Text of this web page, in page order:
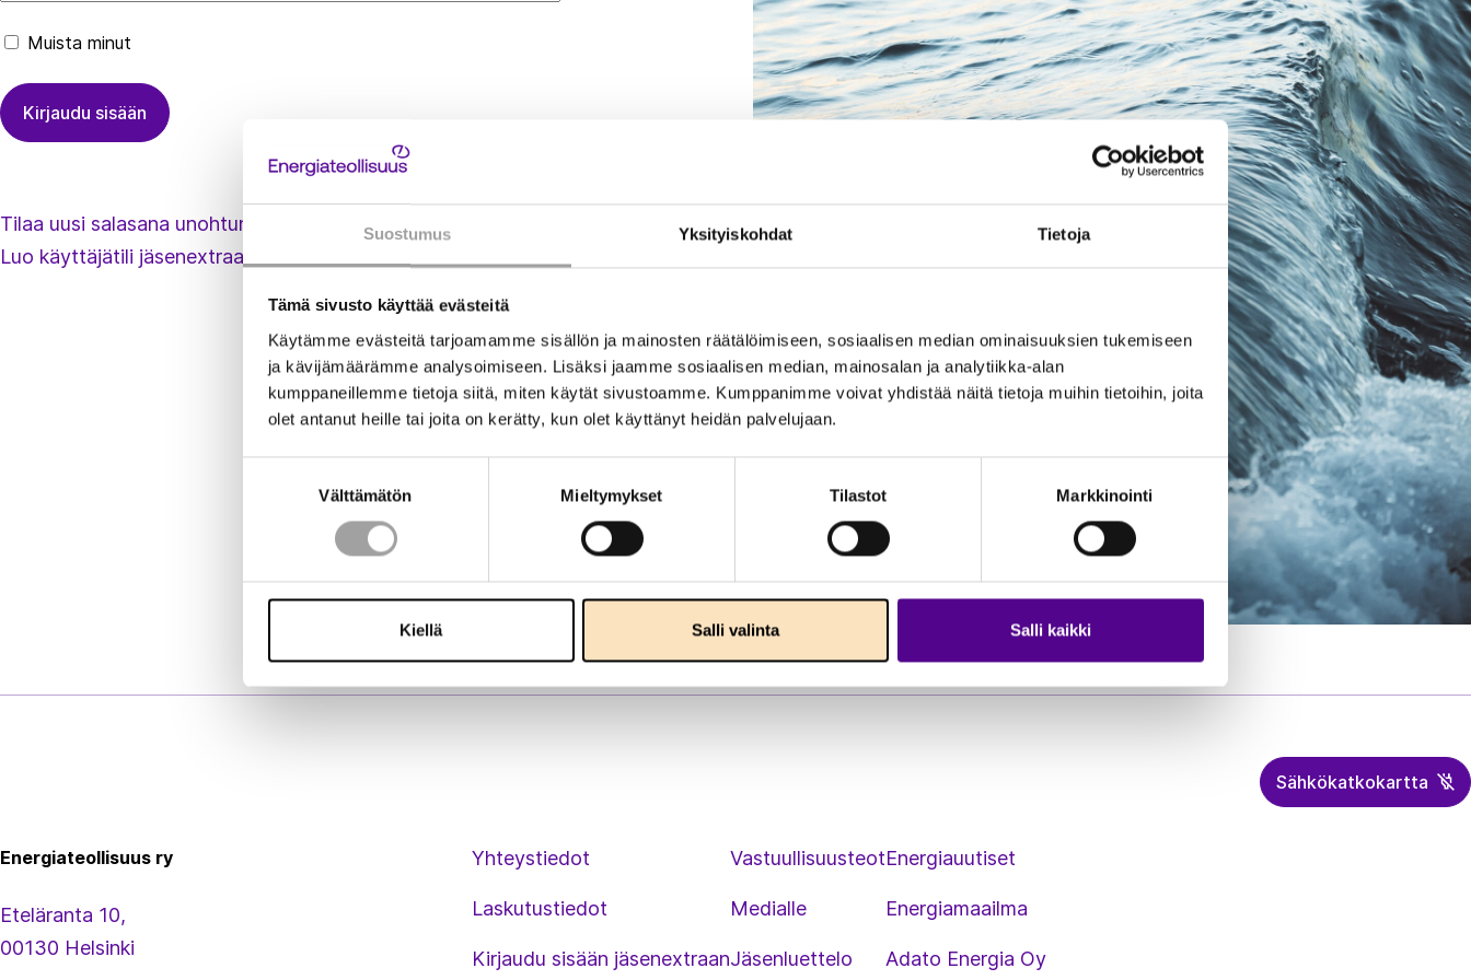
Suostumus Yksityiskohdat Tietoja
Tämä sivusto käyttää evästeitä
Käytämme evästeitä tarjoamamme sisällön ja mainosten räätälöimiseen, sosiaalisen median ominaisuuksien tukemiseen
ja kävijämäärämme analysoimiseen. Lisäksi jaamme sosiaalisen median, mainosalan ja analytiikka-alan
kumppaneillemme tietoja siitä, miten käytät sivustoamme. Kumppanimme voivat yhdistää näitä tietoja muihin tietoihin, joita
olet antanut heille tai joita on kerätty, kun olet käyttänyt heidän palvelujaan.
Välttämätön Mieltymykset Tilastot Markkinointi
Kiellä Salli valinta Salli kaikki
Muista minut
Tilaa uusi salasana unohtuneen tilalle
Luo käyttäjätili jäsenextraan
Sähkökatkokartta
Energiateollisuus ry
Eteläranta 10,
00130 Helsinki
Yhteystiedot
Laskutustiedot
Kirjaudu sisään jäsenextraan
Vastuullisuusteot
Medialle
Jäsenluettelo
Energiauutiset
Energiamaailma
Adato Energia Oy